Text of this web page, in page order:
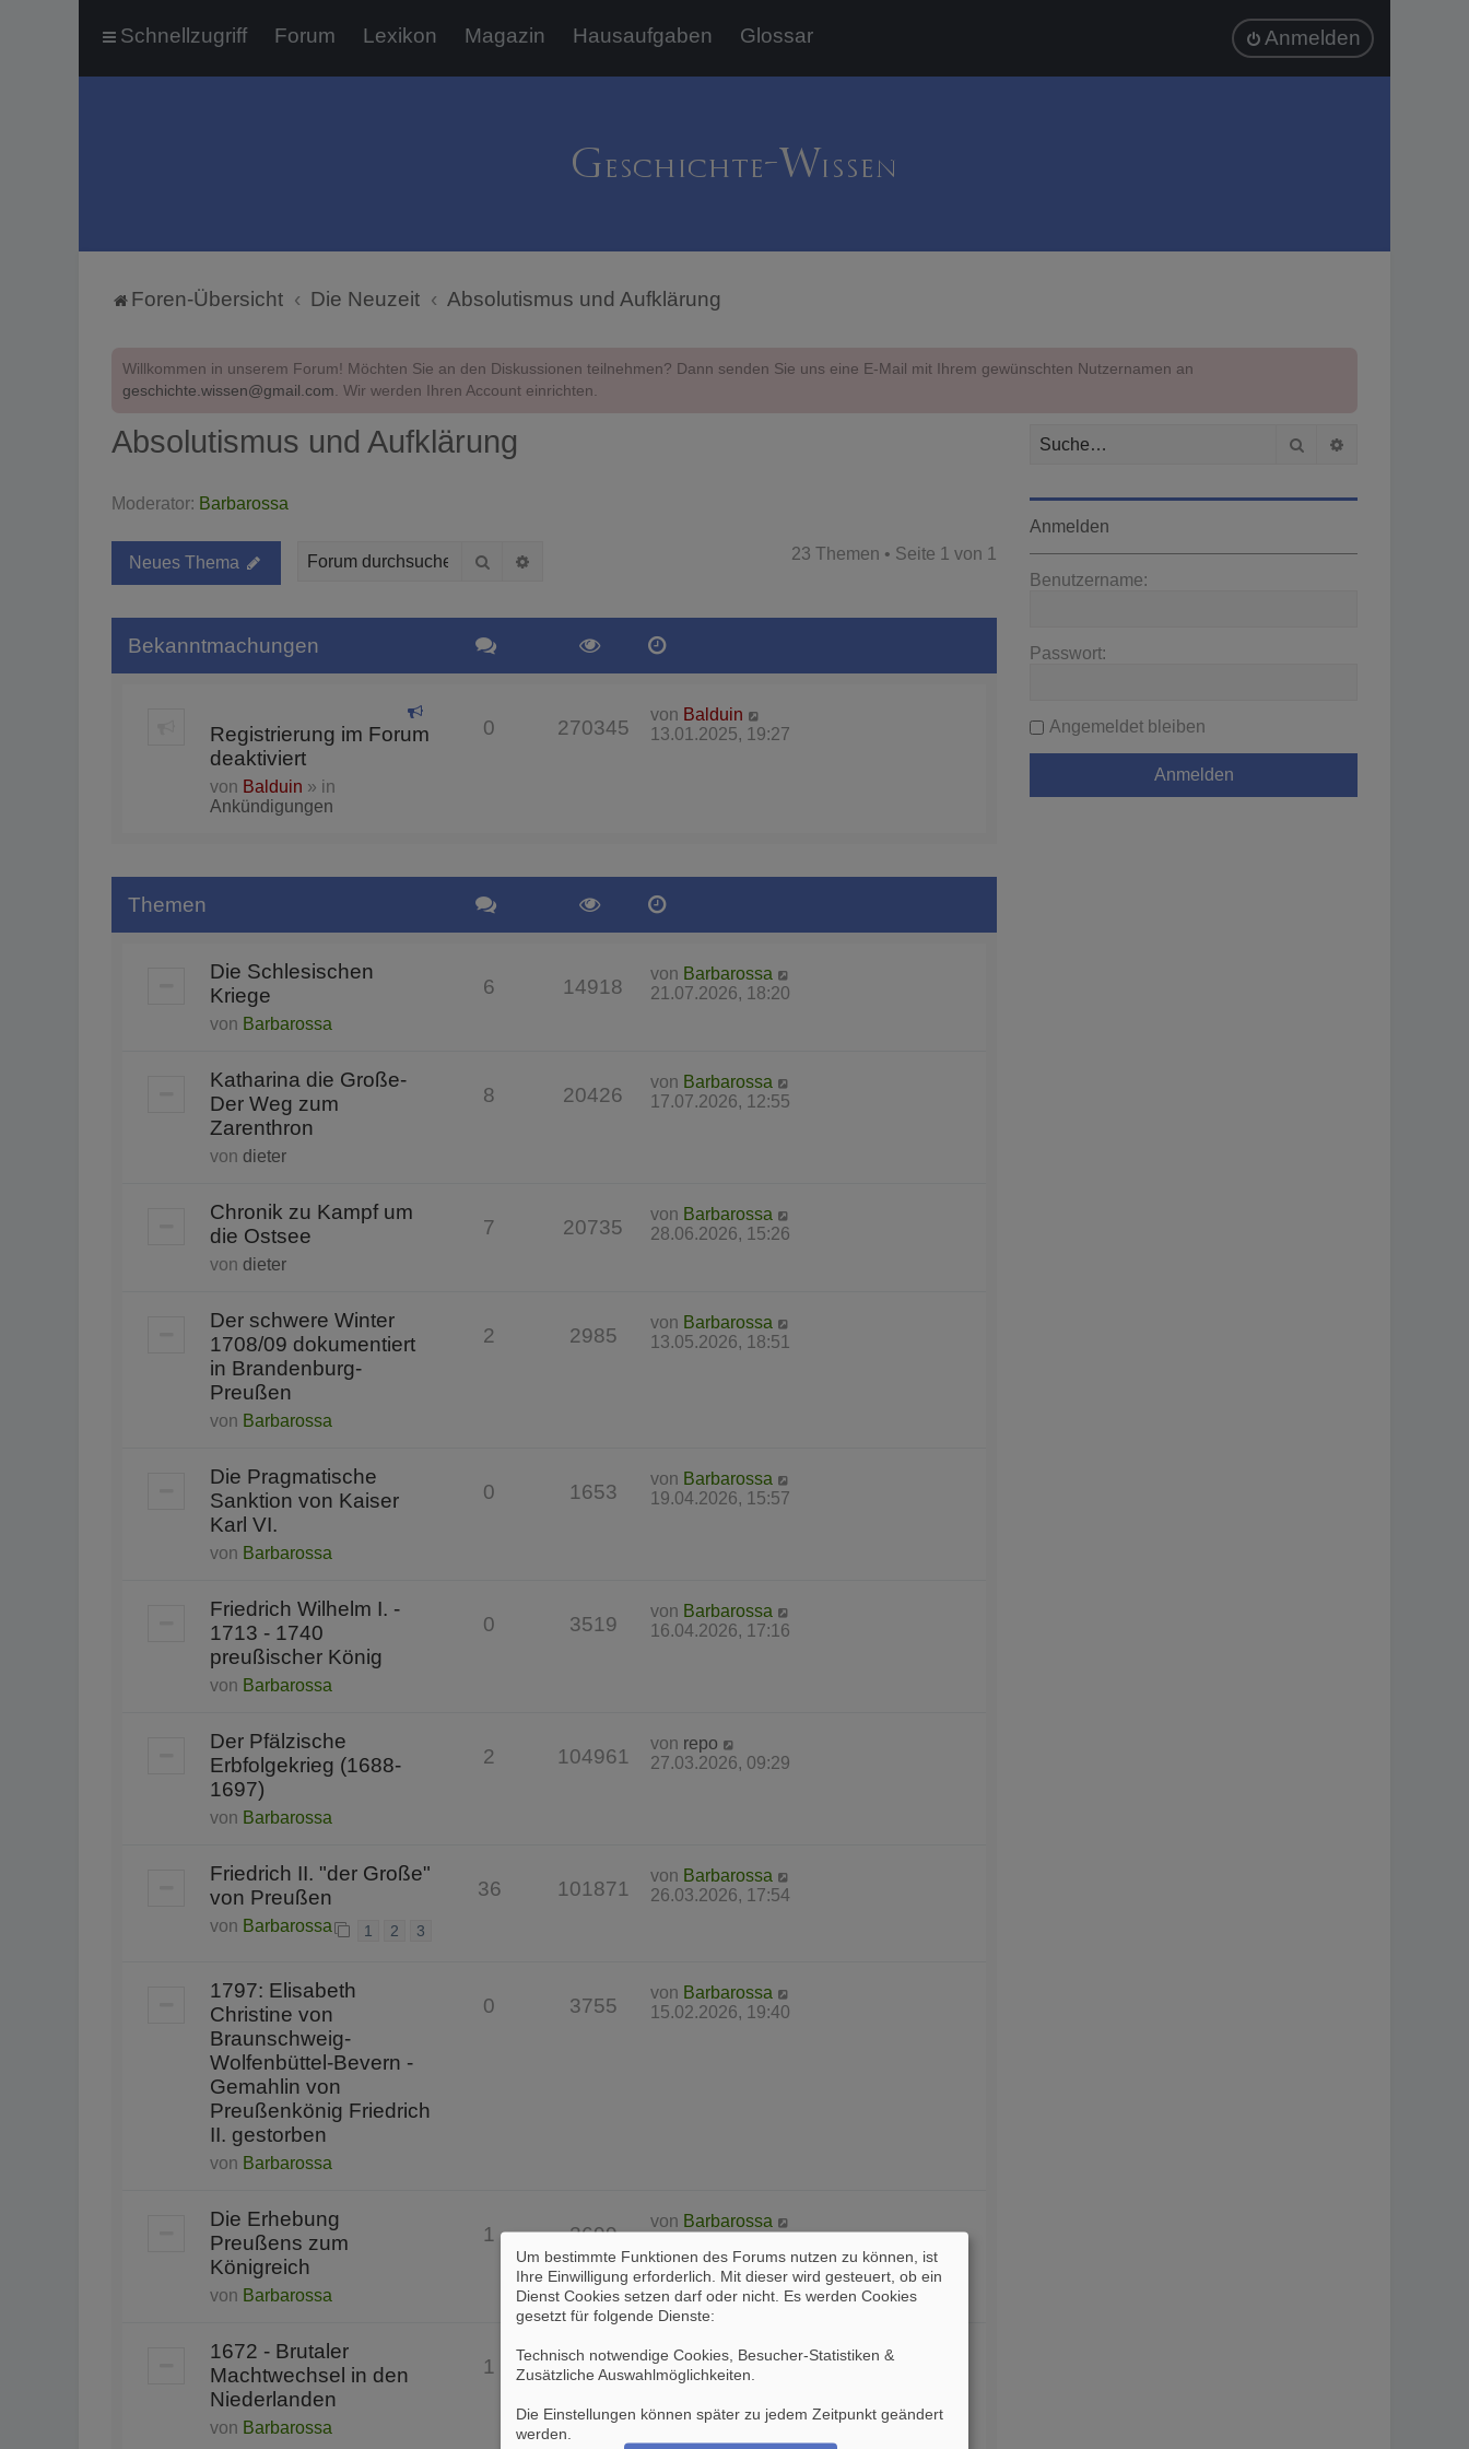
Schnellzugriff Forum Lexikon Magazin Hausaufgaben Glossar Anmelden
Foren-Übersicht Die Neuzeit Absolutismus und Aufklärung
Willkommen in unserem Forum! Möchten Sie an den Diskussionen teilnehmen? Dann senden Sie uns eine E-Mail mit Ihrem gewünschten Nutzernamen an
geschichte.wissen@gmail.com. Wir werden Ihren Account einrichten.
Absolutismus und Aufklärung
Moderator: Barbarossa
Neues Thema Suche 23 Themen • Seite 1 von 1
Bekanntmachungen
Registrierung im Forum
deaktiviert
von Balduin » in
Ankündigungen
0 270345
von Balduin
13.01.2025, 19:27
Themen
Die Schlesischen
Kriege
von Barbarossa
6 14918
von Barbarossa
21.07.2026, 18:20
Katharina die Große-
Der Weg zum
Zarenthron
von dieter
8 20426
von Barbarossa
17.07.2026, 12:55
Chronik zu Kampf um
die Ostsee
von dieter
7 20735
von Barbarossa
28.06.2026, 15:26
Der schwere Winter
1708/09 dokumentiert
in Brandenburg-
Preußen
von Barbarossa
2 2985
von Barbarossa
13.05.2026, 18:51
Die Pragmatische
Sanktion von Kaiser
Karl VI.
von Barbarossa
0 1653
von Barbarossa
19.04.2026, 15:57
Friedrich Wilhelm I. -
1713 - 1740
preußischer König
von Barbarossa
0 3519
von Barbarossa
16.04.2026, 17:16
Der Pfälzische
Erbfolgekrieg (1688-
1697)
von Barbarossa
2 104961
von repo
27.03.2026, 09:29
Friedrich II. "der Große"
von Preußen
von Barbarossa 1 2 3
36 101871
von Barbarossa
26.03.2026, 17:54
1797: Elisabeth
Christine von
Braunschweig-
Wolfenbüttel-Bevern -
Gemahlin von
Preußenkönig Friedrich
II. gestorben
von Barbarossa
0 3755
von Barbarossa
15.02.2026, 19:40
Die Erhebung
Preußens zum
Königreich
von Barbarossa
1 2699
von Barbarossa
1672 - Brutaler
Machtwechsel in den
Niederlanden
von Barbarossa
1 35917
vonSkeptik
17.07.2022, 09:20
Suche
Anmelden
Benutzername:
Passwort:
Angemeldet bleiben
Um bestimmte Funktionen des Forums nutzen zu können, ist
Ihre Einwilligung erforderlich. Mit dieser wird gesteuert, ob ein
Dienst Cookies setzen darf oder nicht. Es werden Cookies
gesetzt für folgende Dienste:
Technisch notwendige Cookies, Besucher-Statistiken &
Zusätzliche Auswahlmöglichkeiten
Die Einstellungen können später zu jedem Zeitpunkt geändert
werden.